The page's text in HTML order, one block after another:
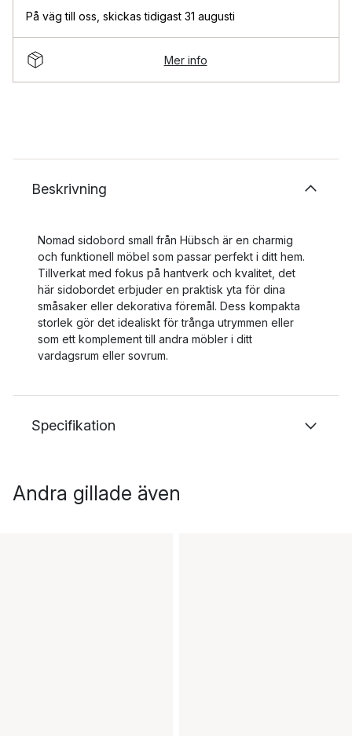
På väg till oss skickas tidigast 31 augusti
Mer info
Beskrivning
Nomad sidobord small från Hübsch är en charmig
och funktionell möbel som passar perfekt i ditt hem.
Tillverkat med fokus på hantverk och kvalitet, det
här sidobordet erbjuder en praktisk yta för dina
småsaker eller dekorativa föremål. Dess kompakta
storlek gör det idealiskt för trånga utrymmen eller
som ett komplement till andra möbler i ditt
vardagsrum eller sovrum.
Specifikation
Andra gillade även